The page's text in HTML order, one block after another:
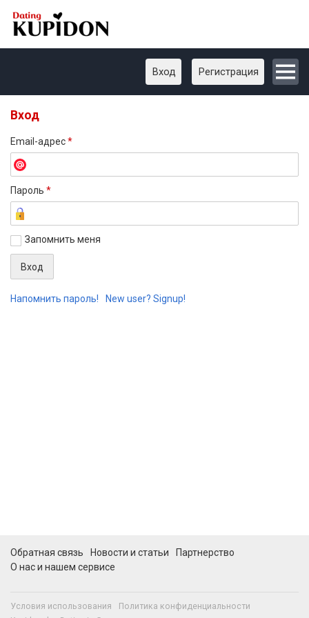
Вход Регистрация
Вход
Email-адрес*
Пароль *
Запомнить меня
Напомнить пароль! New user? Signup!
Обратная связь Новости и статьи
Партнерство
О нас и нашем сервисе
Условия использования
Политика конфиденциальности